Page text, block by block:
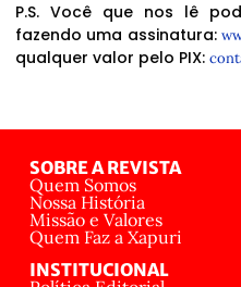
P.S. Você que nos lê
fazendo uma assinatura:
qualquer valor pelo PIX:
SOBRE A REVISTA
Quem Somos
Nossa História
Missão e Valores
Quem Faz a Xapuri
INSTITUCIONAL